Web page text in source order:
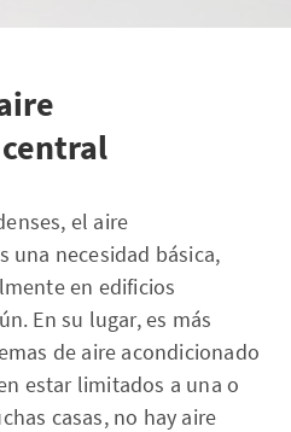
el aire
una necesidad básica,
en edificios
En su lugar, es más
de aire acondicionado
estar limitados a una o
casas, no hay aire